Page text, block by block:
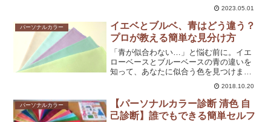
2023.05.01
パーソナルカラー
イエベとブルベ、青はどう違う？
プロが教える簡単な見分け方
「青が似合わない…」と悩む前に。イエ
ローベースとブルーベースの青の違いを
知って、あなたに似合う色を見つけまし
2018.10.20
パーソナルカラー
【パーソナルカラー診断 清色 自
己診断】誰でもできる簡単セルフ